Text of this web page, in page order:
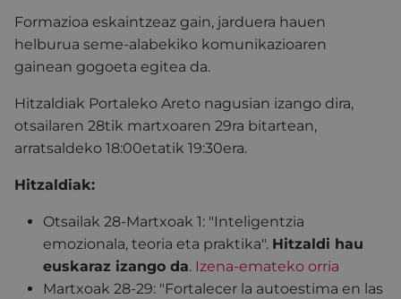
Formazioa eskaintzeaz gain, jarduera hauen
helburua seme-alabekiko komunikazioaren
gainean gogoeta egitea da.
Hitzaldiak Portaleko Areto nagusian izango dira,
otsailaren 28tik martxoaren 29ra bitartean,
arratsaldeko 18:00etatik 19:30era.
Hitzaldiak:
Otsailak 28-Martxoak 1: "Inteligentzia
emozionala, teoria eta praktika". Hitzaldi hau
euskaraz izango da. Izena-emateko orria
Martxoak 28-29: "Fortalecer la autoestima en las